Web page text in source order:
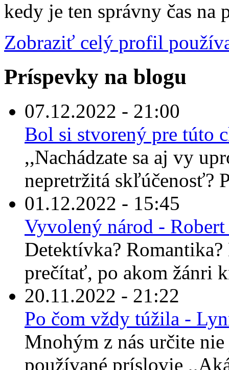
kedy je ten správny čas na
Zobraziť celý profil
Príspevky na blogu
07.12.2022 - 21:00
Bol si stvorený pre túto
,,Nachádzate sa aj vy
nepretržitá skľúčenosť?
01.12.2022 - 15:45
Vyvolený národ -
Detektívka?
prečítať, po akom žánri
20.11.2022 - 21:22
Po čom vždy túžila -
Mnohým z nás určite nie
používané príslovie